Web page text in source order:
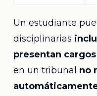
Un estudiante
disciplinarias
presentan
en un tribunal no